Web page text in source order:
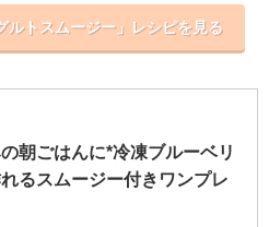
ルトスムージー」レシピを見る
朝ごはんに*冷凍ブルーベリ
るスムージー付きワンプレ